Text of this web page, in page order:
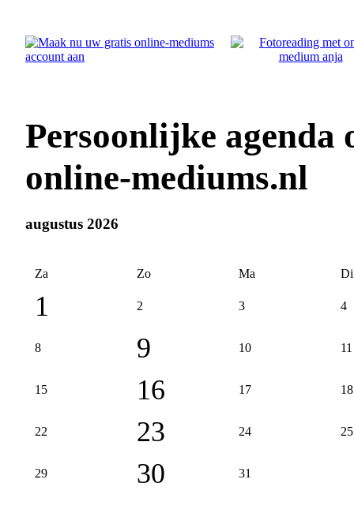
Persoonlijke agenda
online-mediums.nl
augustus 2026
Za Zo Ma Di
1 2 3 4
8 9 10 11
15 16 17 18
22 23 24 25
29 30 31